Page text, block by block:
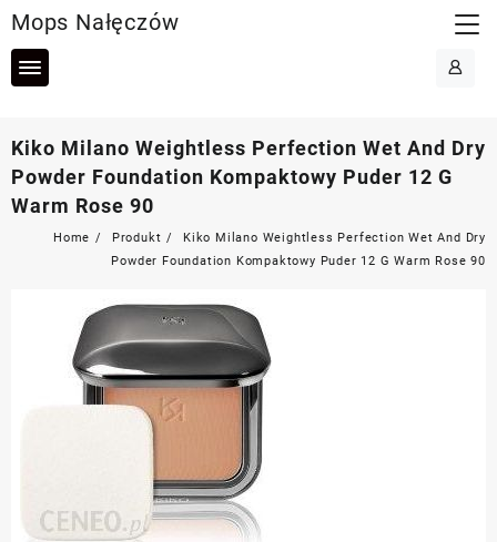
to
content
Mops Nałęczów
Kiko Milano Weightless Perfection Wet And Dry
Powder Foundation Kompaktowy Puder 12 G
Warm Rose 90
Home Produkt
Kiko Milano Weightless Perfection Wet And Dry
Powder Foundation Kompaktowy Puder 12 G Warm Rose 90